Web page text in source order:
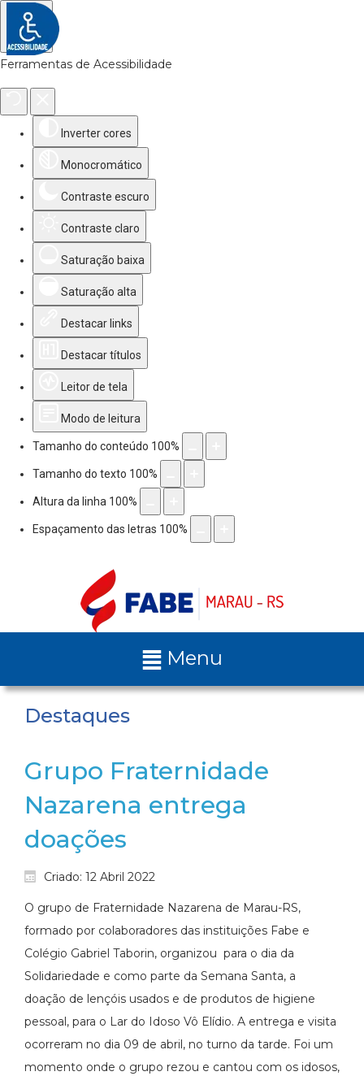
Ferramentas de Acessibilidade
Inverter cores
Monocromático
Contraste escuro
Contraste claro
Saturação baixa
Saturação alta
Destacar links
Destacar títulos
Leitor de tela
Modo de leitura
Tamanho do conteúdo 100%
Tamanho do texto 100%
Altura da linha 100%
Espaçamento das letras 100%
Menu
Destaques
Grupo Fraternidade
Nazarena entrega
doações
Criado: 12 Abril 2022
O grupo de Fraternidade Nazarena de Marau-RS,
formado por colaboradores das instituições Fabe e
Colégio Gabriel Taborin, organizou para o dia da
Solidariedade e como parte da Semana Santa, a
doação de lençóis usados e de produtos de higiene
pessoal, para o Lar do Idoso Vô Elídio. A entrega e visita
ocorreram no dia 09 de abril, no turno da tarde. Foi um
momento onde o grupo rezou e cantou com os idosos,